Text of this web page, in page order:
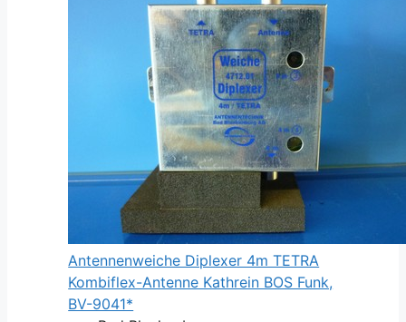
Antennenweiche Diplexer 4m TETRA
Kombiflex-Antenne Kathrein BOS Funk,
BV-9041*